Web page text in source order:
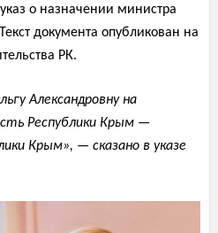
о назначении министра
документа опубликован на
РК.
Александровну на
Республики Крым —
Крым», — сказано в указе